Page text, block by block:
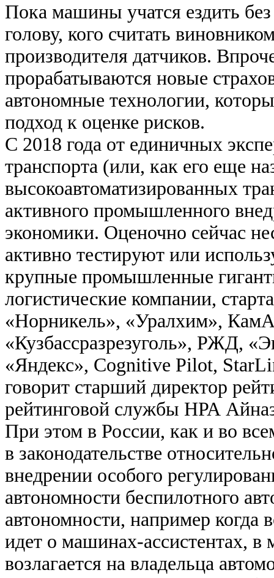
Пока машины учатся ездить
голову, кого считать
производителя датчиков.
прорабатываются новые
автономные технологии,
подход к оценке рисков.
С 2018 года от единичных
транспорта (или, как его еще
высокоавтоматизированных
активного промышленного
экономики. Оценочно сейчас
активно тестируют или
крупные промышленные
логистические компании,
«Норникель», «Уралхим»,
«Кузбассразрезуголь», РЖД,
«Яндекс», Cognitive Pilot,
говорит старший директор
рейтинговой службы НРА
При этом в России, как и во
в законодательстве
внедрении особого
автономности беспилотного
автономности, например когда
идет о машинах-ассистентах, в
возлагается на владельца